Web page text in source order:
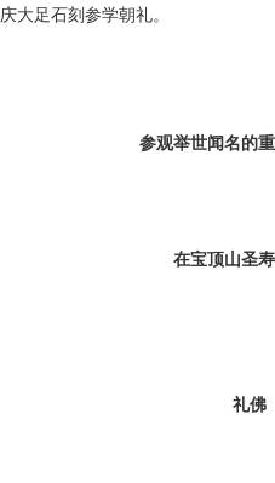
大足石刻参学朝礼。
参观举世闻名的
在宝顶山圣
礼佛